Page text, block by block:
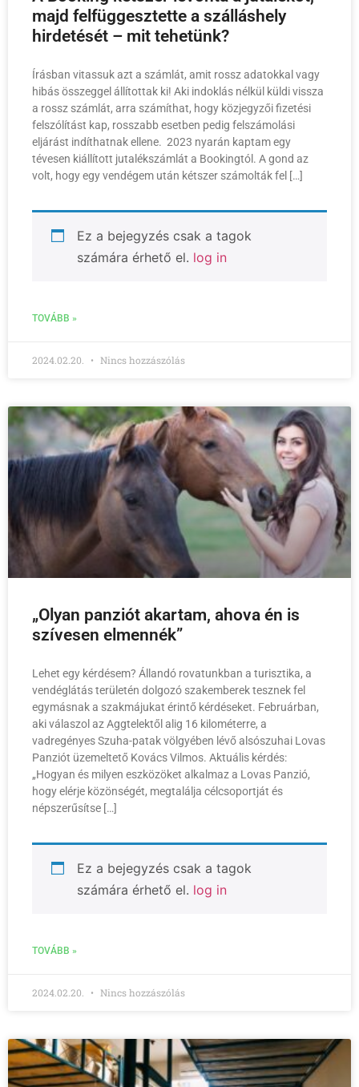
majd felfüggesztette a szálláshely
hirdetését – mit tehetünk?
Írásban vitassuk azt a számlát, amit rossz adatokkal vagy
hibás összeggel állítottak ki! Aki indoklás nélkül küldi vissza
a rossz számlát, arra számíthat, hogy közjegyzői fizetési
felszólítást kap, rosszabb esetben pedig felszámolási
eljárást indíthatnak ellene. 2023 nyarán kaptam egy
tévesen kiállított jutalékszámlát a Bookingtól. A gond az
volt, hogy egy vendégem után kétszer számolták fel […]
Ez a bejegyzés csak a tagok
számára érhető el. log in
TOVÁBB »
2024.02.20. Nincs hozzászólás
„Olyan panziót akartam, ahova én is
szívesen elmennék”
Lehet egy kérdésem? Állandó rovatunkban a turisztika, a
vendéglátás területén dolgozó szakemberek tesznek fel
egymásnak a szakmájukat érintő kérdéseket. Februárban,
aki válaszol az Aggtelektől alig 16 kilométerre, a
vadregényes Szuha-patak völgyében lévő alsószuhai Lovas
Panziót üzemeltető Kovács Vilmos. Aktuális kérdés:
„Hogyan és milyen eszközöket alkalmaz a Lovas Panzió,
hogy elérje közönségét, megtalálja célcsoportját és
népszerűsítse […]
Ez a bejegyzés csak a tagok
számára érhető el. log in
TOVÁBB »
2024.02.20. Nincs hozzászólás